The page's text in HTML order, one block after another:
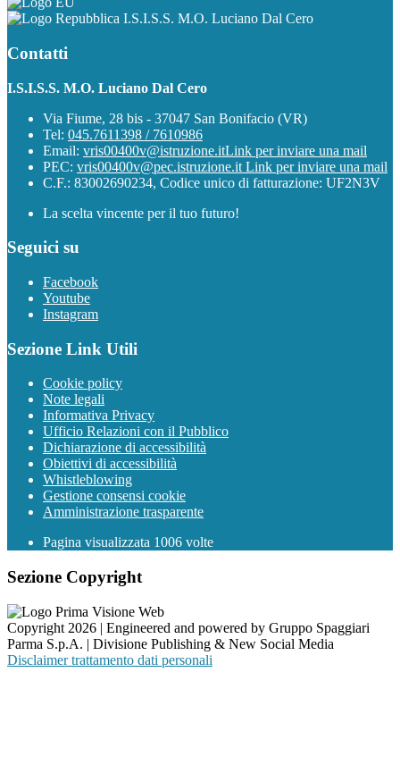
I.S.I.S.S. M.O. Luciano Dal Cero
Contatti
I.S.I.S.S. M.O. Luciano Dal Cero
Via Fiume, 28 bis - 37047 San Bonifacio (VR)
Tel: 045.7611398 / 7610986
Email: vris00400v@istruzione.itLink per inviare una mail
PEC: vris00400v@pec.istruzione.it Link per inviare una mail
C.F.: 83002690234, Codice unico di fatturazione: UF2N3V
La scelta vincente per il tuo futuro!
Seguici su
Facebook
Youtube
Instagram
Sezione Link Utili
Cookie policy
Note legali
Informativa Privacy
Ufficio Relazioni con il Pubblico
Dichiarazione di accessibilità
Obiettivi di accessibilità
Whistleblowing
Gestione consensi cookie
Amministrazione trasparente
Pagina visualizzata 1006 volte
Sezione Copyright
Copyright 2026 | Engineered and powered by Gruppo Spaggiari
Parma S.p.A. | Divisione Publishing & New Social Media
Disclaimer trattamento dati personali